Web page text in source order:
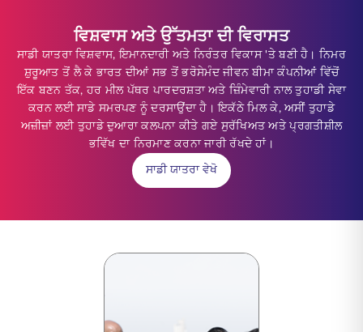
ਵਿਸ਼ਵਾਸ ਅਤੇ ਉੱਤਮਤਾ ਦੀ ਵਿਰਾਸਤ
ਸਾਡੀ ਯਾਤਰਾ ਵਿਸ਼ਵਾਸ, ਇਮਾਨਦਾਰੀ ਅਤੇ ਨਿਰੰਤਰ ਵਿਕਾਸ 'ਤੇ ਬਣੀ ਹੈ। ਨਿਮਰ
ਸ਼ੁਰੂਆਤ ਤੋਂ ਲੈ ਕੇ ਭਾਰਤ ਦੀਆਂ ਸਭ ਤੋਂ ਭਰੋਸੇਮੰਦ ਜੀਵਨ ਬੀਮਾ ਕੰਪਨੀਆਂ ਵਿੱਚੋਂ
ਇੱਕ ਬਣਨ ਤੱਕ, ਹਰ ਮੀਲ ਪੱਥਰ ਪਾਰਦਰਸ਼ਤਾ ਅਤੇ ਜ਼ਿੰਮੇਵਾਰੀ ਨਾਲ ਤੁਹਾਡੀ ਸੇਵਾ
ਕਰਨ ਲਈ ਸਾਡੇ ਸਮਰਪਣ ਨੂੰ ਦਰਸਾਉਂਦਾ ਹੈ। ਇਕੱਠੇ ਮਿਲ ਕੇ, ਅਸੀਂ ਤੁਹਾਡੇ
ਅਜ਼ੀਜ਼ਾਂ ਲਈ ਤੁਹਾਡੇ ਦੁਆਰਾ ਕਲਪਨਾ ਕੀਤੇ ਗਏ ਸੁਰੱਖਿਅਤ ਅਤੇ ਪ੍ਰਗਤੀਸ਼ੀਲ
ਭਵਿੱਖ ਦਾ ਨਿਰਮਾਣ ਕਰਨਾ ਜਾਰੀ ਰੱਖਦੇ ਹਾਂ।
ਸਾਡੀ ਯਾਤਰਾ ਵੇਖੋ